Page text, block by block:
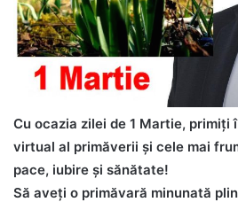
Cu ocazia zilei de 1 Martie, primiți
virtual al primăverii și cele mai
pace, iubire și sănătate!
Să aveți o primăvară minunată